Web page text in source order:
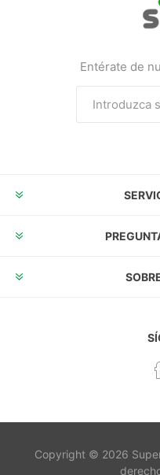
Entérate de
Copyright © 2026